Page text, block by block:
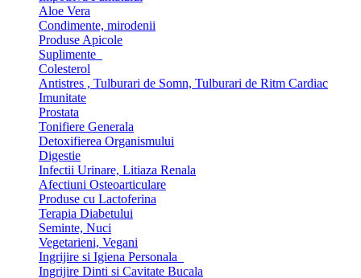
Aloe Vera
Condimente, mirodenii
Produse Apicole
Suplimente
Colesterol
Antistres , Tulburari de Somn, Tulburari de Ritm Cardiac
Imunitate
Prostata
Tonifiere Generala
Detoxifierea Organismului
Digestie
Infectii Urinare, Litiaza Renala
Afectiuni Osteoarticulare
Produse cu Lactoferina
Terapia Diabetului
Seminte, Nuci
Vegetarieni, Vegani
Ingrijire si Igiena Personala
Ingrijire Dinti si Cavitate Bucala